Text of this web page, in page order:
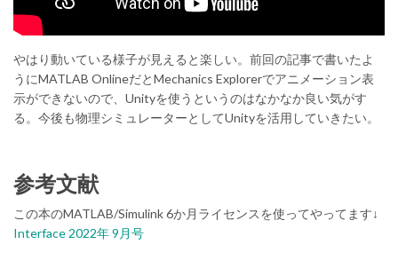
やはり動いている様子が見えると楽しい。前回の記事で書いたよ
うにMATLAB OnlineだとMechanics Explorerでアニメーション表
示ができないので、Unityを使うというのはなかなか良い気がす
る。今後も物理シミュレーターとしてUnityを活用していきたい。
参考文献
この本のMATLAB/Simulink 6か月ライセンスを使ってやってます↓
Interface 2022年 9月号